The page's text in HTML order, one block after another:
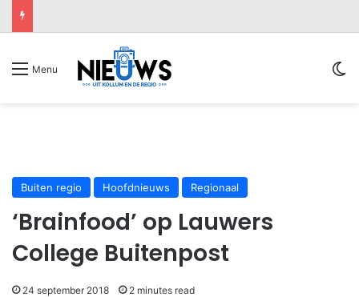
Menu
Buiten regio Hoofdnieuws Regionaal
‘Brainfood’ op Lauwers
College Buitenpost
24 september 2018 2 minutes read